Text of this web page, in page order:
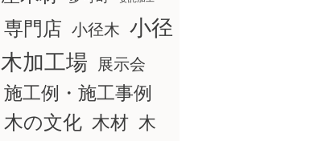
専門店 小径木 小径
木加工場
展示会
施工例・施工事例
木の文化 木材 木